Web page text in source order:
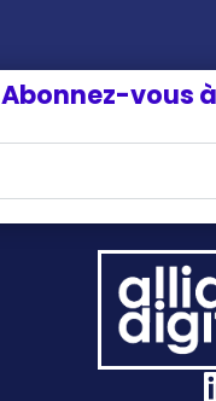
Abonnez-vous